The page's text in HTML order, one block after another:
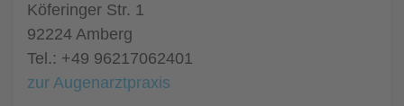
Köferinger Str. 1
92224 Amberg
Tel.: +49 96217062401
zur Augenarztpraxis